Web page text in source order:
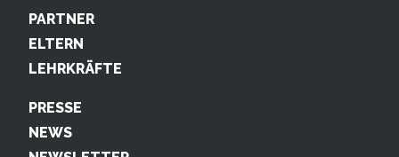
PARTNER
ELTERN
LEHRKRÄFTE
PRESSE
NEWS